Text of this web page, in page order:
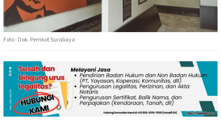
Foto : Dok. Pemkot Surabaya